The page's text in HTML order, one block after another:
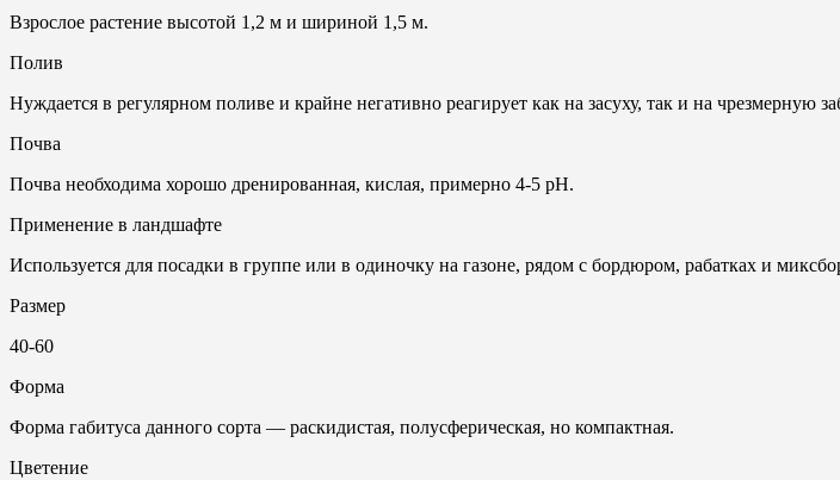
Взрослое растение высотой 1,2 м и шириной 1,5 м.
Полив
Нуждается в регулярном поливе и крайне негативно реагирует как на засуху, так и на чрезмерную
Почвa
Почва необходима хорошо дренированная, кислая, примерно 4-5 рН.
Применение в ландшафте
Используется для посадки в группе или в одиночку на газоне, рядом с бордюром, рабатках и
Размер
40-60
Форма
Форма габитуса данного сорта — раскидистая, полусферическая, но компактная.
Цветение